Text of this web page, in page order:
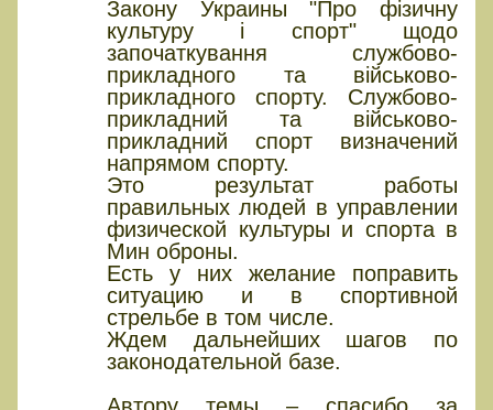
Закону Украины "Про фізичну
культуру і спорт" щодо
започаткування службово-
прикладного та військово-
прикладного спорту. Службово-
прикладний та військово-
прикладний спорт визначений
напрямом спорту.
Это результат работы
правильных людей в управлении
физической культуры и спорта в
Мин оброны.
Есть у них желание поправить
ситуацию и в спортивной
стрельбе в том числе.
Ждем дальнейших шагов по
законодательной базе.
Автору темы – спасибо за